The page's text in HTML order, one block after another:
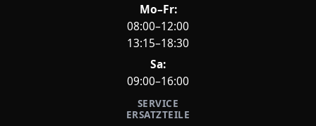
Mo–Fr:
08:00–12:00
13:15–18:30
Sa:
09:00–16:00
SERVICE
ERSATZTEILE